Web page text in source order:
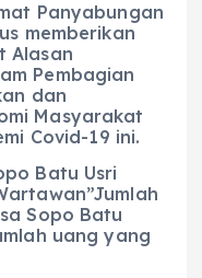
Panyabungan
memberikan
Alasan
Pembagian
dan
Masyarakat
Covid-19 ini.
Batu Usri
Sopo Batu
uang yang